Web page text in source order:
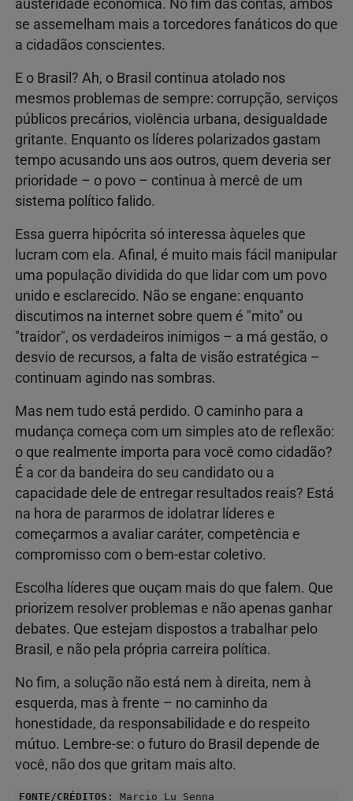
austeridade econômica. No fim das contas, ambos
se assemelham mais a torcedores fanáticos do que
a cidadãos conscientes.
E o Brasil? Ah, o Brasil continua atolado nos
mesmos problemas de sempre: corrupção, serviços
públicos precários, violência urbana, desigualdade
gritante. Enquanto os líderes polarizados gastam
tempo acusando uns aos outros, quem deveria ser
prioridade – o povo – continua à mercê de um
sistema político falido.
Essa guerra hipócrita só interessa àqueles que
lucram com ela. Afinal, é muito mais fácil manipular
uma população dividida do que lidar com um povo
unido e esclarecido. Não se engane: enquanto
discutimos na internet sobre quem é "mito" ou
"traidor", os verdadeiros inimigos – a má gestão, o
desvio de recursos, a falta de visão estratégica –
continuam agindo nas sombras.
Mas nem tudo está perdido. O caminho para a
mudança começa com um simples ato de reflexão:
o que realmente importa para você como cidadão?
É a cor da bandeira do seu candidato ou a
capacidade dele de entregar resultados reais? Está
na hora de pararmos de idolatrar líderes e
começarmos a avaliar caráter, competência e
compromisso com o bem-estar coletivo.
Escolha líderes que ouçam mais do que falem. Que
priorizem resolver problemas e não apenas ganhar
debates. Que estejam dispostos a trabalhar pelo
Brasil, e não pela própria carreira política.
No fim, a solução não está nem à direita, nem à
esquerda, mas à frente – no caminho da
honestidade, da responsabilidade e do respeito
mútuo. Lembre-se: o futuro do Brasil depende de
você, não dos que gritam mais alto.
FONTE/CRÉDITOS: Marcio Lu Senna